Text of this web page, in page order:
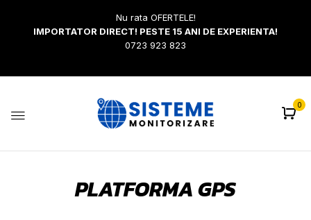
Nu rata OFERTELE!
IMPORTATOR DIRECT! PESTE 15 ANI DE EXPERIENTA!
0723 923 823
0
PLATFORMA GPS